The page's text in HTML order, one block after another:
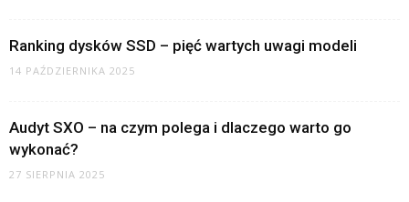
Ranking dysków SSD – pięć wartych uwagi modeli
14 PAŹDZIERNIKA 2025
Audyt SXO – na czym polega i dlaczego warto go
wykonać?
27 SIERPNIA 2025